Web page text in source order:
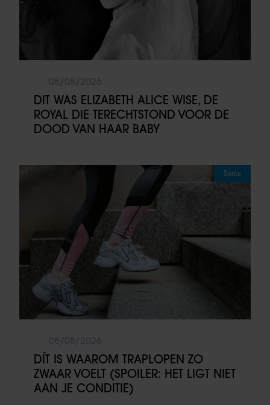
DIT WAS ELIZABETH ALICE WISE, DE
ROYAL DIE TERECHTSTOND VOOR DE
DOOD VAN HAAR BABY
Sante
DÍT IS WAAROM TRAPLOPEN ZO
ZWAAR VOELT (SPOILER: HET LIGT NIET
AAN JE CONDITIE)